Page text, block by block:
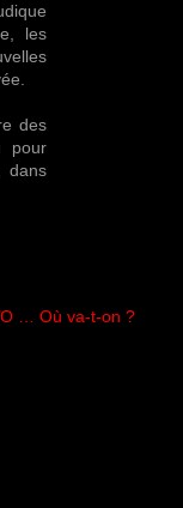
les
des
pour
dans
… Où va-t-on ?